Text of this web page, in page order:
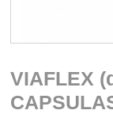
VIAFLEX